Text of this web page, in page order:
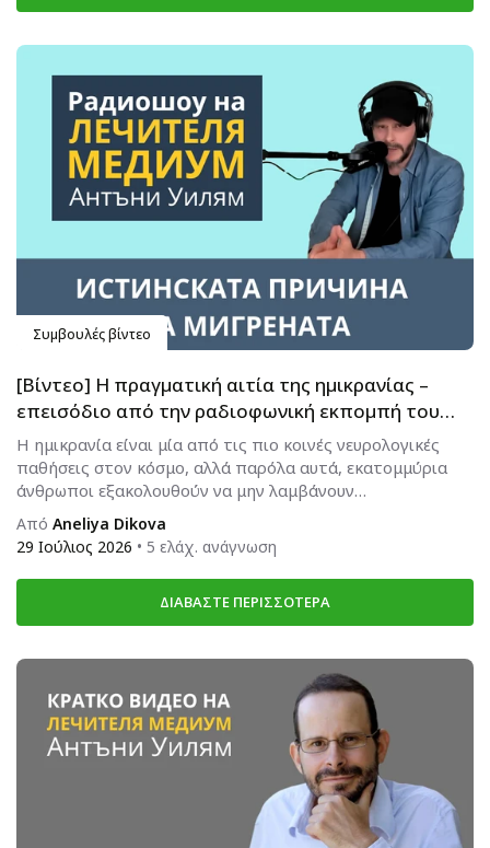
Συμβουλές βίντεο
[Βίντεο] Η πραγματική αιτία της ημικρανίας –
επεισόδιο από την ραδιοφωνική εκπομπή του
Άντονι Ουίλιαμ
Η ημικρανία είναι μία από τις πιο κοινές νευρολογικές
παθήσεις στον κόσμο, αλλά παρόλα αυτά, εκατομμύρια
άνθρωποι εξακολουθούν να μην λαμβάνουν
ικανοποιητικές απαντήσεις σχετικά με...
Από Aneliya Dikova
29 Ιούλιος 2026 • 5 ελάχ. ανάγνωση
ΔΙΑΒΆΣΤΕ ΠΕΡΙΣΣΌΤΕΡΑ